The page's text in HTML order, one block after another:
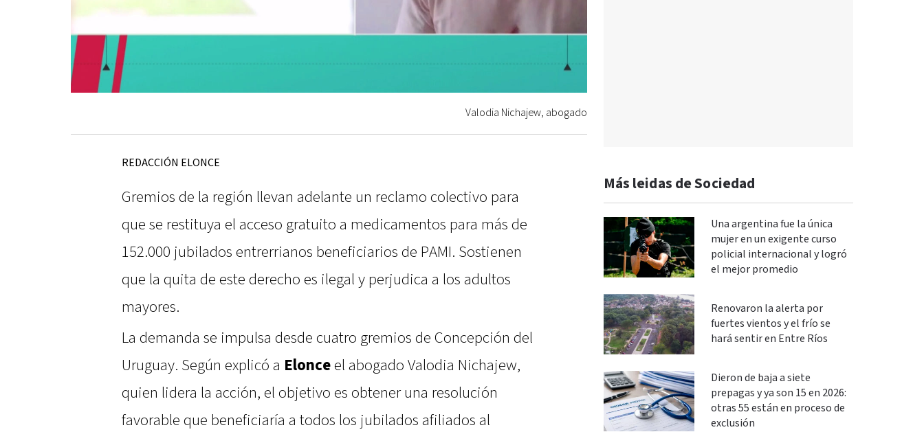
Valodia Nichajew, abogado
REDACCIÓN ELONCE
Gremios de la región llevan adelante un reclamo colectivo para
que se restituya el acceso gratuito a medicamentos para más de
152.000 jubilados entrerrianos beneficiarios de PAMI. Sostienen
que la quita de este derecho es ilegal y perjudica a los adultos
mayores.
La demanda se impulsa desde cuatro gremios de Concepción del
Uruguay. Según explicó a Elonceel abogado Valodia Nichajew,
quien lidera la acción, el objetivo es obtener una resolución
favorable que beneficiaría a todos los jubilados afiliados al
Más leidas de Sociedad
Una argentina fue la única
mujer en un exigente curso
policial internacional y logró
el mejor promedio
Renovaron la alerta por
fuertes vientos y el frío se
hará sentir en Entre Ríos
Dieron de baja a siete
prepagas y ya son 15 en 2026:
otras 55 están en proceso de
exclusión